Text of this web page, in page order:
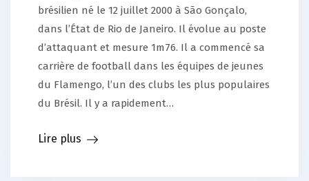
brésilien né le 12 juillet 2000 à São Gonçalo,
dans l’État de Rio de Janeiro. Il évolue au poste
d’attaquant et mesure 1m76. Il a commencé sa
carrière de football dans les équipes de jeunes
du Flamengo, l’un des clubs les plus populaires
du Brésil. Il y a rapidement…
Lire plus